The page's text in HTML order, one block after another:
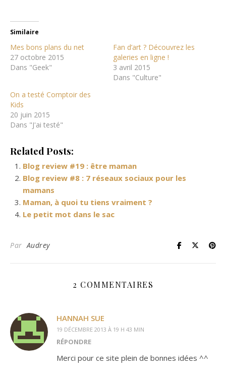
Similaire
Mes bons plans du net
27 octobre 2015
Dans "Geek"
Fan d’art ? Découvrez les
galeries en ligne !
3 avril 2015
Dans "Culture"
On a testé Comptoir des
Kids
20 juin 2015
Dans "J'ai testé"
Related Posts:
Blog review #19 : être maman
Blog review #8 : 7 réseaux sociaux pour les
mamans
Maman, à quoi tu tiens vraiment ?
Le petit mot dans le sac
ParAudrey
2 COMMENTAIRES
HANNAH SUE
19 DÉCEMBRE 2013 À 19 H 43 MIN
RÉPONDRE
Merci pour ce site plein de bonnes idées ^^